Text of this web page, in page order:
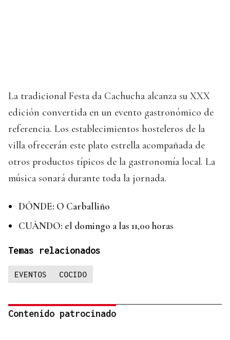
La tradicional Festa da Cachucha alcanza su XXX
edición convertida en un evento gastronómico de
referencia. Los establecimientos hosteleros de la
villa ofrecerán este plato estrella acompañada de
otros productos típicos de la gastronomía local. La
música sonará durante toda la jornada.
DÓNDE: O Carballiño
CUÁNDO: el domingo a las 11,00 horas
Temas relacionados
EVENTOS COCIDO
Contenido patrocinado